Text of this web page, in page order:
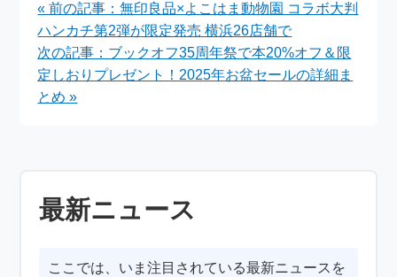
気寿司チェーンの今を
知る
« 前の記事：無印良品×よこはま動物園 コラボ大判
ハンカチ第2弾が限定発売 横浜26店舗で
次の記事：ブックオフ35周年祭で本20%オフ＆限
定しおりプレゼント！2025年お盆セールの詳細ま
とめ »
最新ニュース
ここでは、いま注目されている最新ニュースを